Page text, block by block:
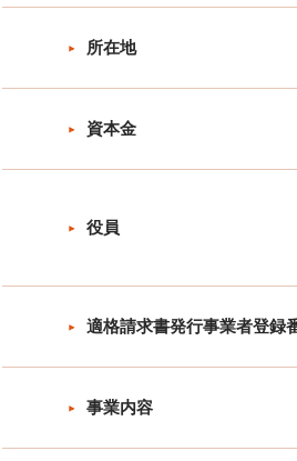
所在地
資本金
役員
適格請求書発行事業者登録
事業内容